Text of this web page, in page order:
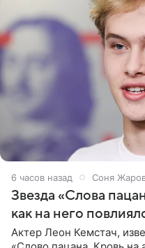
6 часов назад Соня
Звезда «Слова
как на него
Актер Леон Кемстач,